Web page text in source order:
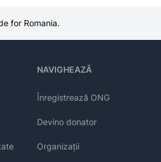
for Romania.
NAVIGHEAZĂ
Înregistrează ONG
Devino donator
Organizații